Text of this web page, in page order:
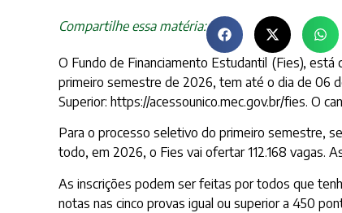
Compartilhe essa matéria:
O Fundo de Financiamento Estudantil (Fies),
primeiro semestre de 2026, tem até o dia de 06
Superior: https://acessounico.mec.gov.br/fies. O
Para o processo seletivo do primeiro semestre,
todo, em 2026, o Fies vai ofertar 112.168 vagas.
As inscrições podem ser feitas por todos que
notas nas cinco provas igual ou superior a 450